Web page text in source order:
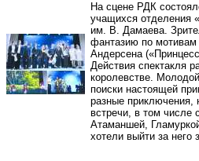
На сцене РДК
учащихся отделения
им. В. Дамаева.
фантазию по мотивам
Андерсена
Действия спектакля
королевстве.
поиски настоящей
разные приключения,
встречи, в том числе
Атаманшей,
хотели выйти за него